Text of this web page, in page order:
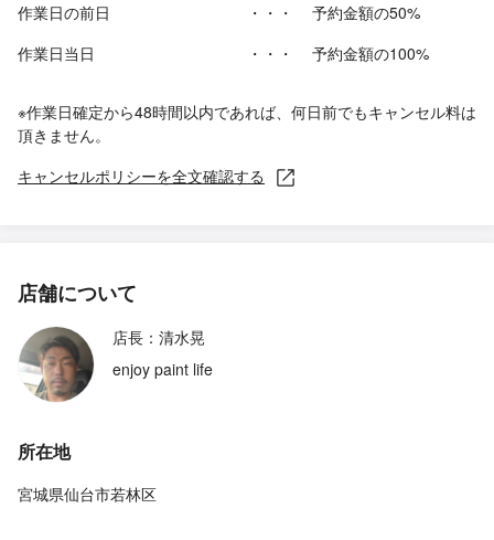
作業日の前日
・・・
予約金額の50%
作業日当日
・・・ 予約金額の100%
※作業日確定から48時間以内であれば、何日前でもキャンセル料は
頂きません。
キャンセルポリシーを全文確認する
店舗について
店長：清水晃
enjoy paint life
所在地
宮城県仙台市若林区